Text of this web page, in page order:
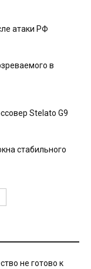
атаки РФ
в
Stelato G9
стабильного
не готово к